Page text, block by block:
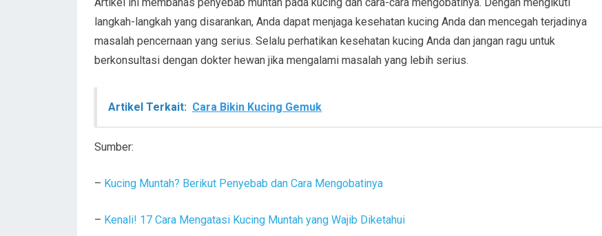
langkah-langkah yang disarankan, Anda dapat menjaga kesehatan kucing Anda dan mencegah terjadinya
masalah pencernaan yang serius. Selalu perhatikan kesehatan kucing Anda dan jangan ragu untuk
berkonsultasi dengan dokter hewan jika mengalami masalah yang lebih serius.
Artikel Terkait: Cara Bikin Kucing Gemuk
Sumber:
– Kucing Muntah? Berikut Penyebab dan Cara Mengobatinya
– Kenali! 17 Cara Mengatasi Kucing Muntah yang Wajib Diketahui